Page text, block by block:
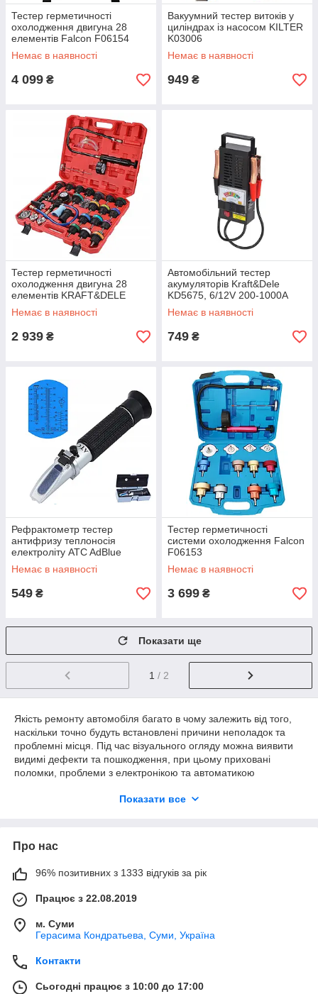
Тестер герметичності
охолодження двигуна 28
елементів Falcon F06154
Немає в наявності
4 099 ₴
Вакуумний тестер витоків у
циліндрах із насосом KILTER
K03006
Немає в наявності
949 ₴
Тестер герметичності
охолодження двигуна 28
елементів KRAFT&DELE
KD12501
Немає в наявності
2 939 ₴
Автомобільний тестер
акумуляторів Kraft&Dele
KD5675, 6/12V 200-1000A
Немає в наявності
749 ₴
Рефрактометр тестер
антифризу теплоносія
електроліту ATC AdBlue
Falcon F06151
Немає в наявності
549 ₴
Тестер герметичності
системи охолодження Falcon
F06153
Немає в наявності
3 699 ₴
Показати ще
1 / 2
Якість ремонту автомобіля багато в чому залежить від того,
наскільки точно будуть встановлені причини неполадок та
проблемні місця. Під час візуального огляду можна виявити
видимі дефекти та пошкодження, при цьому приховані
поломки, проблеми з електронікою та автоматикою
для автосервісу дозволяє швидко та безпомилково визначити
усунення проблем, уникнути повторних поломок авто в
післяремонтному періоді та додаткових витрат.
Показати все
Про нас
96% позитивних з 1333 відгуків за рік
Працює з 22.08.2019
м. Суми
Герасима Кондратьева, Суми, Україна
Контакти
Сьогодні працює з 10:00 до 17:00